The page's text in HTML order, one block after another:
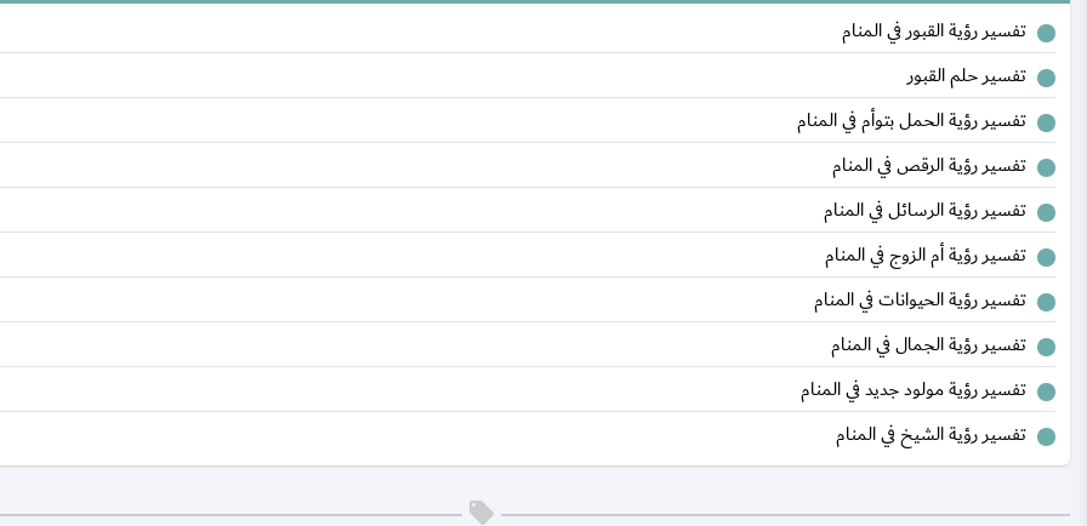
تفسير رؤية القبور في المنام
تفسير حلم القبور
تفسير رؤية الحمل بتوأم في المنام
تفسير رؤية الرقص في المنام
تفسير رؤية الرسائل في المنام
تفسير رؤية أم الزوج في المنام
تفسير رؤية الحيوانات في المنام
تفسير رؤية الجمال في المنام
تفسير رؤية مولود جديد في المنام
تفسير رؤية الشيخ في المنام